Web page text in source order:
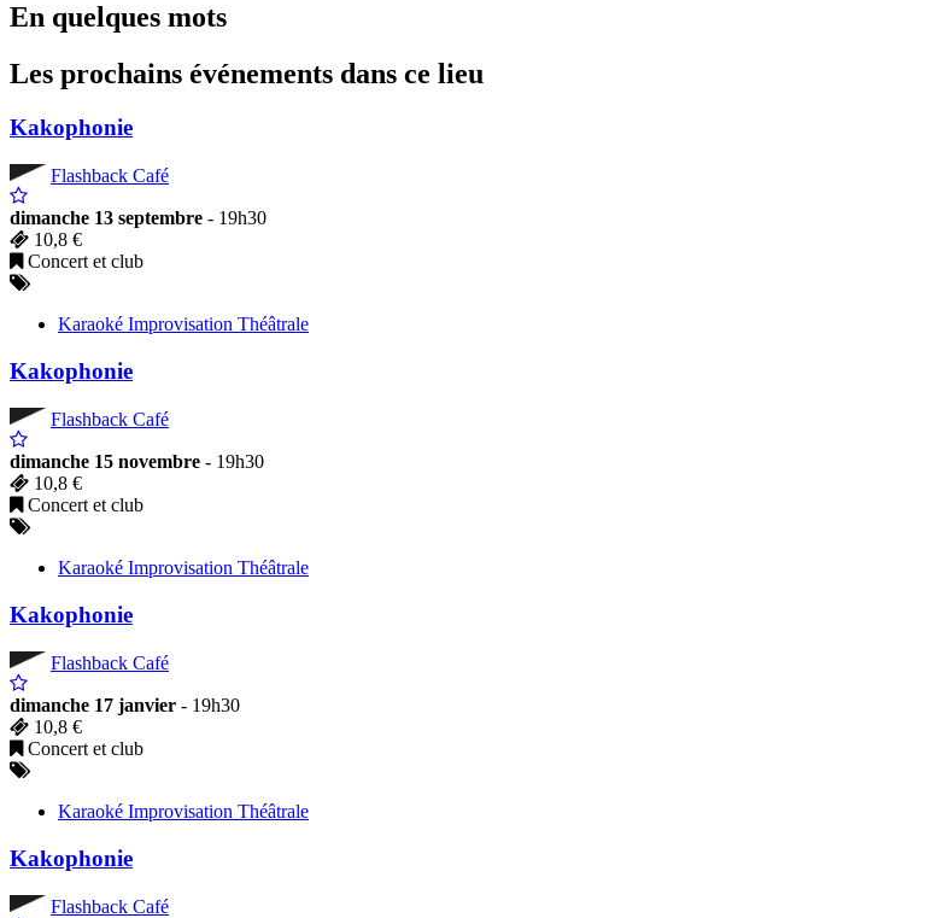
En quelques mots
Les prochains événements dans ce lieu
Kakophonie
Flashback Café
dimanche 13 septembre - 19h30
10,8 €
Concert et club
Karaoké Improvisation Théâtrale
Kakophonie
Flashback Café
dimanche 15 novembre - 19h30
10,8 €
Concert et club
Karaoké Improvisation Théâtrale
Kakophonie
Flashback Café
dimanche 17 janvier - 19h30
10,8 €
Concert et club
Karaoké Improvisation Théâtrale
Kakophonie
Flashback Café